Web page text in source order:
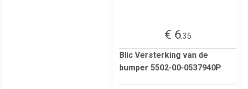
€ 6.35
Blic Versterking van de
bumper 5502-00-0537940P